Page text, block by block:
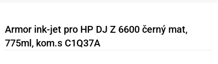
Armor ink-jet pro HP DJ Z 6600 černý mat,
775ml, kom.s C1Q37A